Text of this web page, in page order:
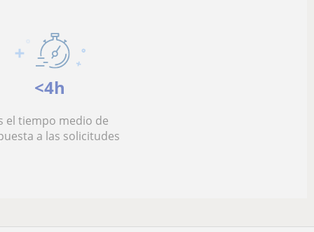
<4h
el tiempo medio de
a las solicitudes